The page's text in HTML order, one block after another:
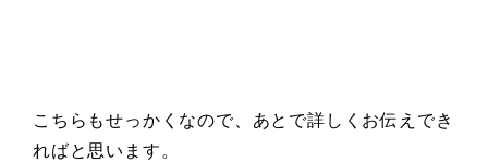
こちらもせっかくなので、あとで詳しくお伝えでき
ればと思います。